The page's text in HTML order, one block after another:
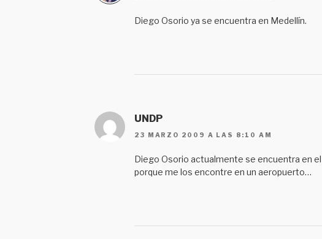
Diego Osorio ya se encuentra en Medellín.
UNDP
23 MARZO 2009 A LAS 8:10 AM
Diego Osorio actualmente se encuentra en
porque me los encontre en un aeropuerto…